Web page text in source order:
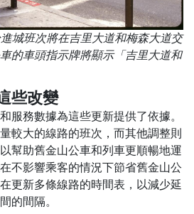
城班次將在吉里大道和梅森大道交
的車頭指示牌將顯示「吉里大道和
些改變
服務數據為這些更新提供了依據。
較大的線路的班次，而其他調整則
幫助舊金山公車和列車更順暢地運
不影響乘客的情況下節省舊金山公
更新多條線路的時間表，以減少延
的間隔。